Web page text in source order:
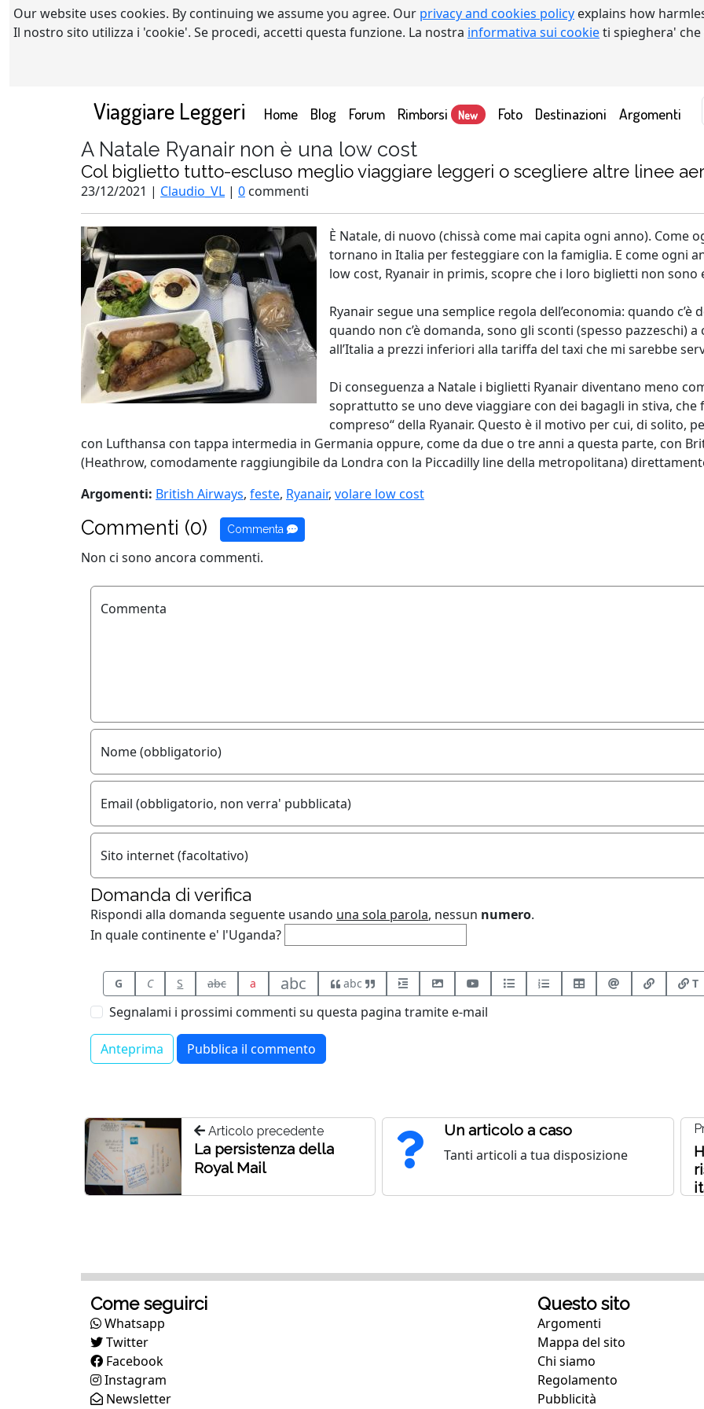
Our website uses cookies. By continuing we assume you agree. Our privacy and cookies policy explains how
Il nostro sito utilizza i 'cookie'. Se procedi, accetti questa funzione. La nostra informativa sui cookieti spieghera'
Viaggiare Leggeri Home(current)
Blog Forum Rimborsi New Foto Destinazioni Argomenti
A Natale Ryanair non è una low cost
Col biglietto tutto-escluso meglio viaggiare leggeri o scegliere altre linee
23/12/2021 | Claudio_VL | 0 commenti
È Natale, di nuovo (chissà come mai capita ogni anno). Come
tornano in Italia per festeggiare con la famiglia. E come ogni
low cost, Ryanair in primis, scopre che i loro biglietti non sono
Ryanair segue una semplice regola dell’economia: quando
quando non c’è domanda, sono gli sconti (spesso pazzeschi)
all’Italia a prezzi inferiori alla tariffa del taxi che mi sarebbe
Di conseguenza a Natale i biglietti Ryanair diventano meno
soprattutto se uno deve viaggiare con dei bagagli in stiva, che
compreso“ della Ryanair. Questo è il motivo per cui, di solito,
con Lufthansa con tappa intermedia in Germania oppure, come da due o tre anni a questa parte, con
(Heathrow, comodamente raggiungibile da Londra con la Piccadilly line della metropolitana)
Argomenti: British Airways, feste, Ryanair, volare low cost
Commenti (0) Commenta
Non ci sono ancora commenti.
Commenta
Nome (obbligatorio)
Email (obbligatorio, non verra' pubblicata)
Sito internet (facoltativo)
Domanda di verifica
Rispondi alla domanda seguente usando una sola parola, nessun numero.
In quale continente e' l'Uganda?
G C S abc a abc abc T
Segnalami i prossimi commenti su questa pagina tramite e-mail
Articolo precedente
La persistenza della
Royal Mail
Un articolo a caso
Tanti articoli a tua disposizione
Come seguirci
Whatsapp
Twitter
Facebook
Instagram
Newsletter
Questo sito
Argomenti
Mappa del sito
Chi siamo
Regolamento
Pubblicità